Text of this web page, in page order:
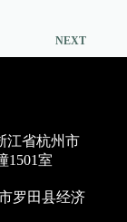
NEXT
省杭州市
1501室
罗田县经济